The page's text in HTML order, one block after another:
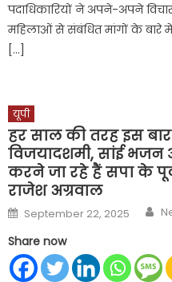
पदाधिकारियों ने अपने-अपने
महिलाओं से संबंधित मांगों के बारे
[…]
यूपी
हर साल की तरह इस
विजयादशमी, सांई
करने जा रहे हैं सपा के पूर्व
राजेश अग्रवाल
Posted
on
September 22, 2025
Share now